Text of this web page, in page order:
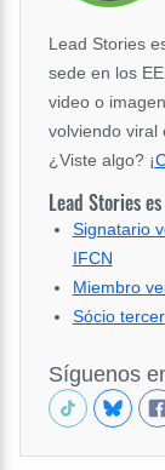
Lead Stories
sede en los
video o
volviendo viral
¿Viste algo?
Lead Stories
Signatario
IFCN
Miembro
Sócio
Síguenos